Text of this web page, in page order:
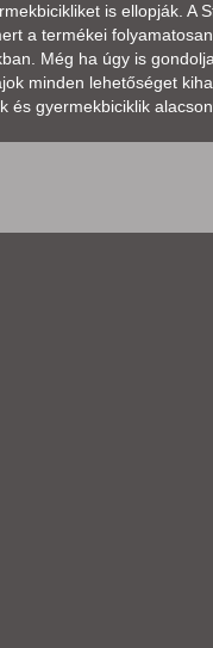
is ellopják. A
a termékei
Még ha úgy is
minden lehetőséget
gyermekbiciklik